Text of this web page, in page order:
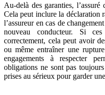
Au-delà des garanties, l’assuré
Cela peut inclure la déclaration
l’assureur en cas de
nouveau conducteur. Si
correctement, cela peut avoir
ou même entraîner une
engagements à respecter
obligations ne sont pas
prises au sérieux pour garder